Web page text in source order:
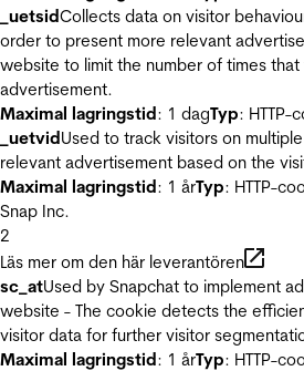
_uetsidCollects data on visitor
order to present more relevant
website to limit the number of times
advertisement.
Maximal lagringstid: 1 dagTyp: HTTP-
_uetvidUsed to track visitors on
relevant advertisement based on the
Maximal lagringstid: 1 årTyp: HTTP-
Snap Inc.
2
Läs mer om den här leverantören
sc_atUsed by Snapchat to implement
website - The cookie detects the
visitor data for further visitor
Maximal lagringstid: 1 årTyp: HTTP-